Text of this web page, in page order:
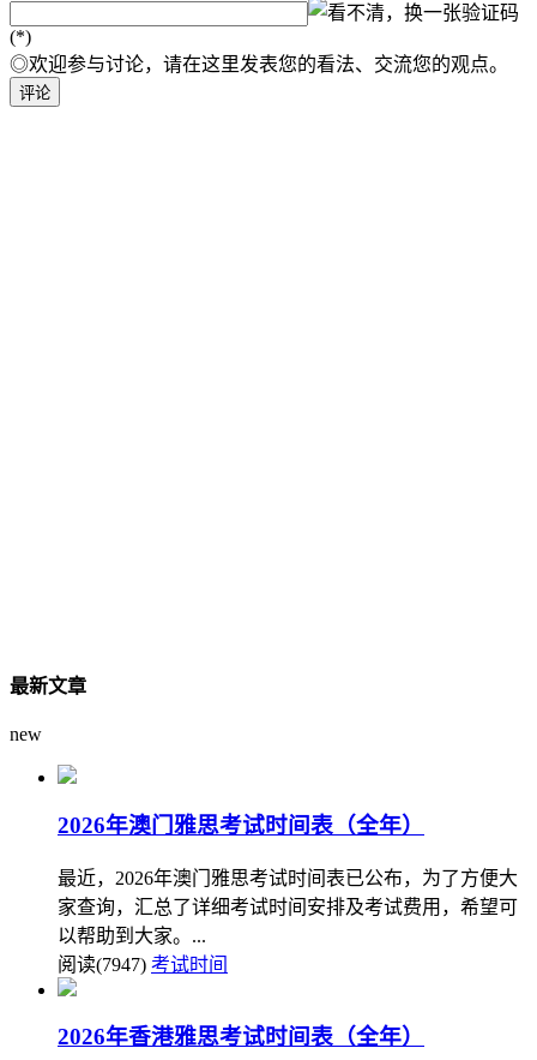
验证码
(*)
◎欢迎参与讨论，请在这里发表您的看法、交流您的观点。
最新文章
new
2026年澳门雅思考试时间表（全年）
最近，2026年澳门雅思考试时间表已公布，为了方便大
家查询，汇总了详细考试时间安排及考试费用，希望可
以帮助到大家。...
阅读(7947) 考试时间
2026年香港雅思考试时间表（全年）